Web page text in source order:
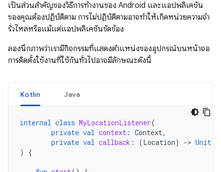
เป็นส่วนสำคัญของวิธีการทำงานของ Android และแอปพลิเคชัน
ของคุณต้องปฏิบัติตาม การไม่ปฏิบัติตามอาจทำให้เกิดหน่วยความจำ
รั่วไหลหรือแม้แต่แอปพลิเคชันขัดข้อง
ลองนึกภาพว่าเรามีกิจกรรมที่แสดงตำแหน่งของอุปกรณ์บนหน้าจอ
การติดตั้งใช้งานที่ใช้กันทั่วไปอาจมีลักษณะดังนี้
Kotlin Java
internal class MyLocationListener(
private val context : Context,
private val callback : (Location) -> Unit
)
{